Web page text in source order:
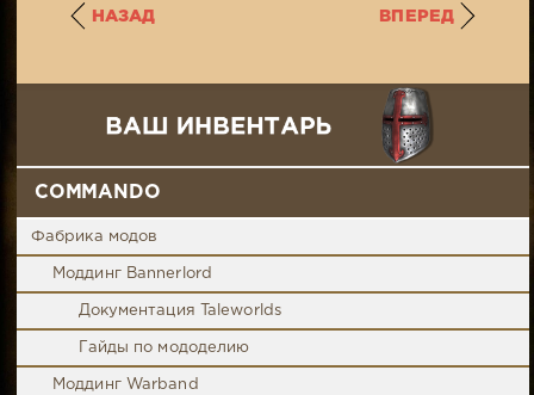
НАЗАД ВПЕРЕД
COMMANDO
Фабрика модов
Моддинг Bannerlord
Документация Taleworlds
Гайды по мододелию
Моддинг Warband